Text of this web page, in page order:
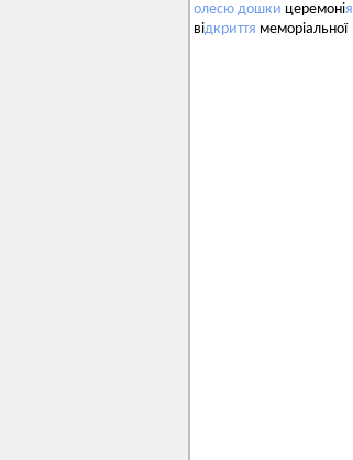
олесю дошки церемонія
відкриття меморіальної